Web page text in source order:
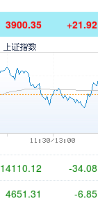
3900.35 +21.92
14110.12 -34.08
4651.31 -6.85